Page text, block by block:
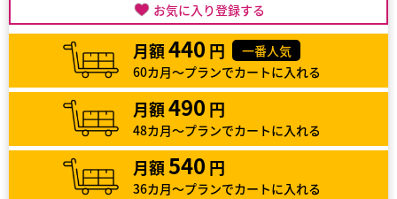
お気に入り登録する
月額440 円
一番人気
60カ月～プランでカートに入れる
月額490 円
48カ月～プランでカートに入れる
月額540 円
36カ月～プランでカートに入れる